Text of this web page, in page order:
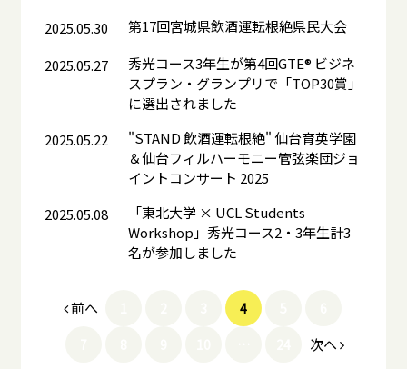
2025.05.30
第17回宮城県飲酒運転根絶県民大会
2025.05.27
秀光コース3年生が第4回GTE® ビジネ
スプラン・グランプリで「TOP30賞」
に選出されました
2025.05.22
"STAND 飲酒運転根絶" 仙台育英学園
＆仙台フィルハーモニー管弦楽団ジョ
イントコンサート 2025
2025.05.08
「東北大学 × UCL Students
Workshop」秀光コース2・3年生計3
名が参加しました
前へ 4
次へ